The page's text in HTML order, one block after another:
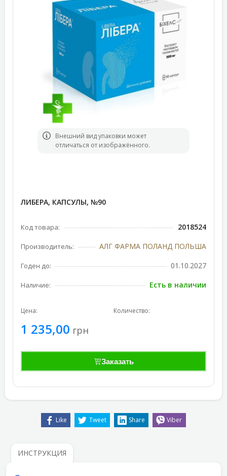
Bнешний вид упаковки может
отличаться от изображённого.
ЛИБЕРА, КАПСУЛЫ, №90
Код товара: 2018524
Производитель: АЛГ ФАРМА ПОЛАНД ПОЛЬША
Годен до: 01.10.2027
Наличие: Есть в наличии
Цена:
1 235,00 грн
Количество:
Заказать
Like Tweet Share Viber
ИНСТРУКЦИЯ